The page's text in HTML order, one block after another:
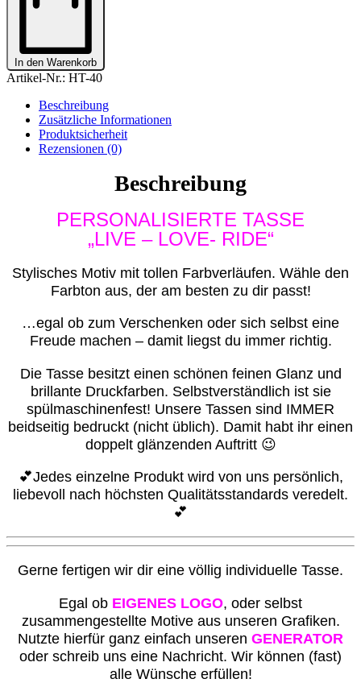
RIDE"
In den Warenkorb
Artikel-Nr.: HT-40
Beschreibung
Zusätzliche Informationen
Produktsicherheit
Rezensionen (0)
Beschreibung
PERSONALISIERTE TASSE
„LIVE – LOVE- RIDE“
Stylisches Motiv mit tollen Farbverläufen. Wähle den
Farbton aus, der am besten zu dir passt!
…egal ob zum Verschenken oder sich selbst eine
Freude machen – damit liegst du immer richtig.
Die Tasse besitzt einen schönen feinen Glanz und
brillante Druckfarben. Selbstverständlich ist sie
spülmaschinenfest! Unsere Tassen sind IMMER
beidseitig bedruckt (nicht üblich). Damit habt ihr einen
doppelt glänzenden Auftritt 😉
💕Jedes einzelne Produkt wird von uns persönlich,
liebevoll nach höchsten Qualitätsstandards veredelt.
💕
Gerne fertigen wir dir eine völlig individuelle Tasse.
Egal ob EIGENES LOGO, oder selbst
zusammengestellte Motive aus unseren Grafiken.
Nutzte hierfür ganz einfach unseren GENERATOR
oder schreib uns eine Nachricht. Wir können (fast)
alle Wünsche erfüllen!